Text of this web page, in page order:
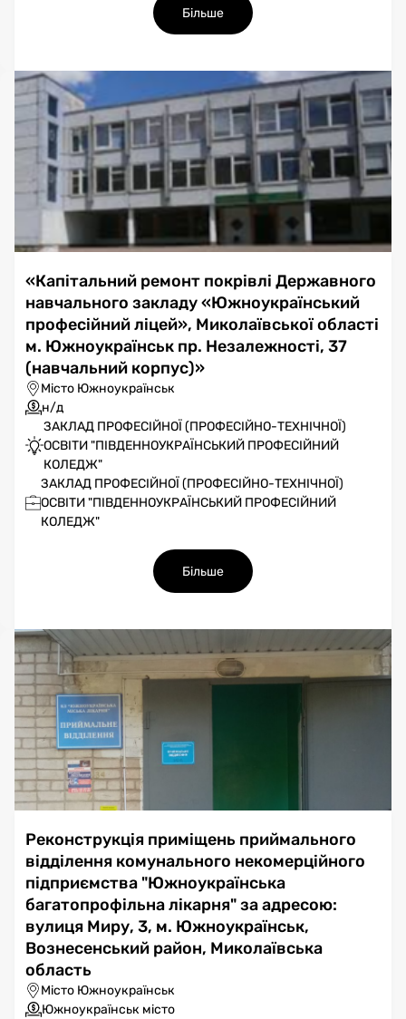
Більше
«Капітальний ремонт покрівлі Державного
навчального закладу «Южноукраїнський
професійний ліцей», Миколаївської області
м. Южноукраїнськ пр. Незалежності, 37
(навчальний корпус)»
Місто Южноукраїнськ
н/д
ЗАКЛАД ПРОФЕСІЙНОЇ (ПРОФЕСІЙНО-ТЕХНІЧНОЇ)
ОСВІТИ "ПІВДЕННОУКРАЇНСЬКИЙ ПРОФЕСІЙНИЙ
КОЛЕДЖ"
ЗАКЛАД ПРОФЕСІЙНОЇ (ПРОФЕСІЙНО-ТЕХНІЧНОЇ)
ОСВІТИ "ПІВДЕННОУКРАЇНСЬКИЙ ПРОФЕСІЙНИЙ
КОЛЕДЖ"
Більше
Реконструкція приміщень приймального
відділення комунального некомерційного
підприємства "Южноукраїнська
багатопрофільна лікарня" за адресою:
вулиця Миру, 3, м. Южноукраїнськ,
Вознесенський район, Миколаївська
область
Місто Южноукраїнськ
Южноукраїнськ місто